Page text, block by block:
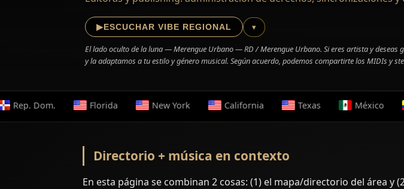
▶ESCUCHAR VIBE REGIONAL ▾
El lado oculto de la luna — Merengue Urbano — RD / Merengue Urbano. Si eres artista y
y la adaptamos a tu estilo y género musical. Según acuerdo, podemos compartirte los MIDIs y
Florida New York California Texas México
Directorio + música en contexto
En esta página se combinan 2 cosas: (1) el mapa/directorio del área